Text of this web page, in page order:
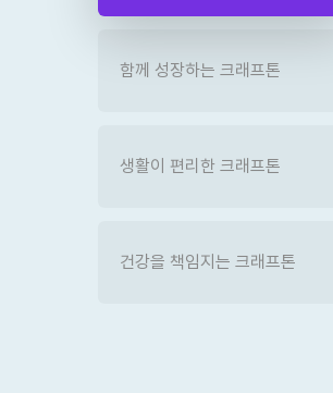
함께 성장하는 크래프톤
생활이 편리한 크래프톤
건강을 책임지는 크래프톤